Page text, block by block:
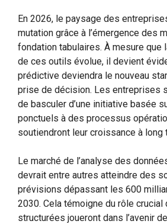
En 2026, le paysage des
mutation grâce à l’émergence des
fondation tabulaires. À mesure que
de ces outils évolue, il devient
prédictive deviendra le nouveau
prise de décision. Les entreprises
de basculer d’une initiative basée
ponctuels à des processus
soutiendront leur croissance à long
Le marché de l’analyse des
devrait entre autres atteindre des
prévisions dépassant les 600
2030. Cela témoigne du rôle crucial
structurées joueront dans l’avenir